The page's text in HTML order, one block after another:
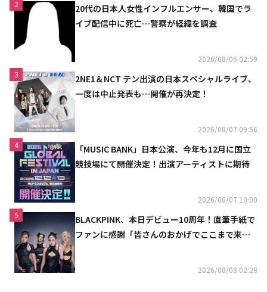
2
20代の日本人女性インフルエンサー、韓国でラ
イブ配信中に死亡…警察が経緯を調査
2026/08/06 02:59
3
2NE1＆NCT テン出演の日本スペシャルライブ、
一度は中止発表も…開催が再決定！
2026/08/07 09:56
4
「MUSIC BANK」日本公演、今年も12月に国立
競技場にて開催決定！出演アーティストに期待
2026/08/07 10:00
5
BLACKPINK、本日デビュー10周年！直筆手紙で
ファンに感謝「皆さんのおかげでここまで来ら
2026/08/08 02:28